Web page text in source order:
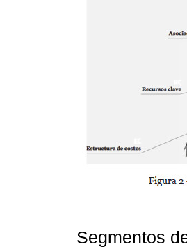
Segmentos